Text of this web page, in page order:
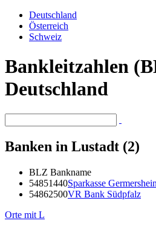
Deutschland
Österreich
Schweiz
Bankleitzahlen
Deutschland
Banken in Lustadt (2)
BLZ Bankname
54851440Sparkasse
54862500VR Bank Südpfalz
Orte mit L